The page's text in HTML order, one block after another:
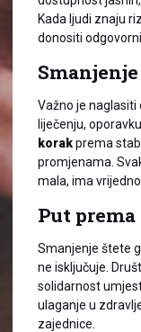
Kada ljudi znaju
donositi
Važno je
liječenju,
korakprema
promjenama.
mala, ima
Put
Smanjenje štete
ne isključuje.
solidarnost
ulaganje u
zajednice.